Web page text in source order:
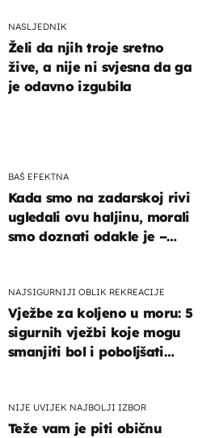
NASLJEDNIK
Želi da njih troje sretno
žive, a nije ni svjesna da ga
je odavno izgubila
BAŠ EFEKTNA
Kada smo na zadarskoj rivi
ugledali ovu haljinu, morali
smo doznati odakle je –
NAJSIGURNIJI OBLIK REKREACIJE
Vježbe za koljeno u moru: 5
sigurnih vježbi koje mogu
smanjiti bol i poboljšati
NIJE UVIJEK NAJBOLJI IZBOR
Teže vam je piti običnu